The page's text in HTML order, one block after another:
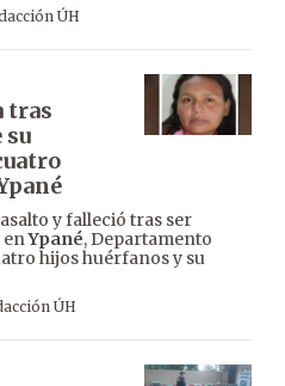
ÚH
tras
su
y falleció tras ser
enYpané, Departamento
hijos huérfanos y su
ÚH